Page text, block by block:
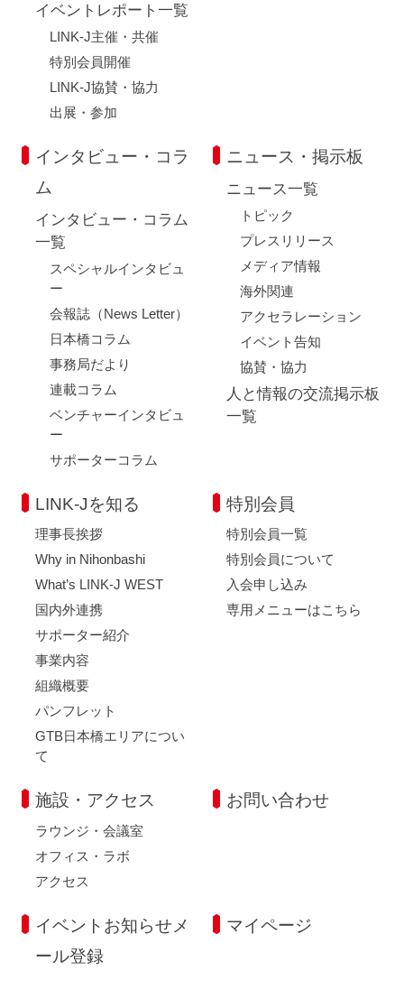
イベントレポート一覧
LINK-J主催・共催
特別会員開催
LINK-J協賛・協力
出展・参加
インタビュー・コラ
ム
インタビュー・コラム
一覧
スペシャルインタビュ
ー
会報誌（News Letter）
日本橋コラム
事務局だより
連載コラム
ベンチャーインタビュ
ー
サポーターコラム
ニュース・掲示板
ニュース一覧
トピック
プレスリリース
メディア情報
海外関連
アクセラレーション
イベント告知
協賛・協力
人と情報の交流掲示板
一覧
LINK-Jを知る
理事長挨拶
Why in Nihonbashi
What’s LINK-J WEST
国内外連携
サポーター紹介
事業内容
組織概要
パンフレット
GTB日本橋エリアについ
て
特別会員
特別会員一覧
特別会員について
入会申し込み
専用メニューはこちら
施設・アクセス
ラウンジ・会議室
オフィス・ラボ
アクセス
お問い合わせ
イベントお知らせメ
ール登録
マイページ